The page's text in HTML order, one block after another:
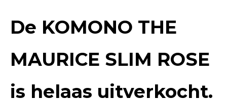
De KOMONO THE
MAURICE SLIM ROSE
is helaas uitverkocht.